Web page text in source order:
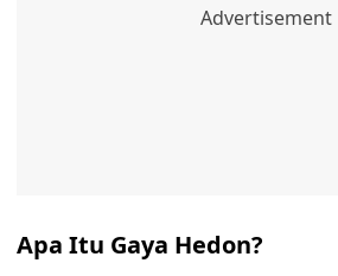
Apa Itu Gaya Hedon?